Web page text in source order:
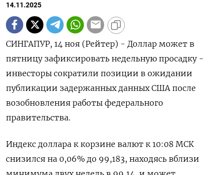
14.11.2025
СИНГАПУР, 14 ноя (Рейтер) - Доллар может в
пятницу зафиксировать недельную просадку -
инвесторы сократили позиции в ожидании
публикации задержанных данных США после
возобновления работы федерального
правительства.
Индекс доллара к корзине валют к 10:08 МСК
снизился на 0,06% до 99,183​, находясь вблизи